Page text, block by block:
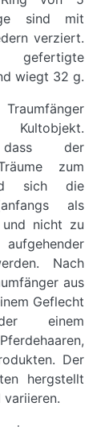
sind mit
verziert.
wiegt 32 g.
der
zum
sich die
als
und nicht zu
Nach
aus
Geflecht
einem
Der
hergstellt
variieren.